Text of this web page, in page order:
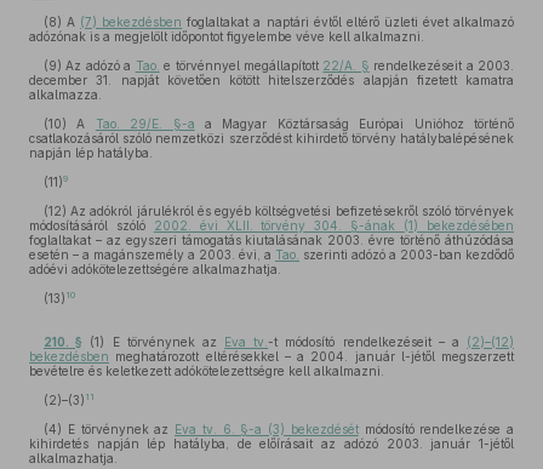
(8) A (7) bekezdésben foglaltakat a naptári évtől eltérő üzleti évet alkalmazó
adózónak is a megjelölt időpontot figyelembe véve kell alkalmazni.
(9) Az adózó a Tao. e törvénnyel megállapított 22/A. § rendelkezéseit a 2003.
december 31. napját követően kötött hitelszerződés alapján fizetett kamatra
alkalmazza.
(10) A Tao. 29/E. §-a a Magyar Köztársaság Európai Unióhoz történő
csatlakozásáról szóló nemzetközi szerződést kihirdető törvény hatálybalépésének
napján lép hatályba.
(11)9
(12) Az adókról járulékról és egyéb költségvetési befizetésekről szóló törvények
módosításáról szóló
2002. évi XLII. törvény 304. §-ának (1) bekezdésében
foglaltakat – az egyszeri támogatás kiutalásának 2003. évre történő áthúzódása
esetén – a magánszemély a 2003. évi, a Tao. szerinti adózó a 2003-ban kezdődő
adóévi adókötelezettségére alkalmazhatja.
(13) 10
210. § (1) E törvénynek az Eva tv.-t módosító rendelkezéseit – a (2)–(12)
bekezdésben meghatározott eltérésekkel – a 2004. január l-jétől megszerzett
bevételre és keletkezett adókötelezettségre kell alkalmazni.
(2)–(3) 11
(4) E törvénynek az Eva tv. 6. §-a (3) bekezdésétmódosító rendelkezése a
kihirdetés napján lép hatályba, de előírásait az adózó 2003. január 1-jétől
alkalmazhatja.